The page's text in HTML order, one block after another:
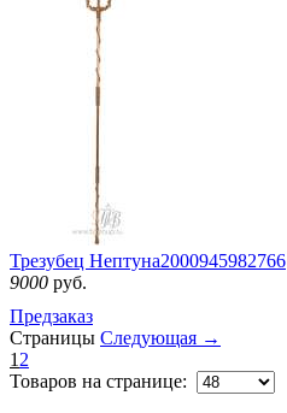
Трезубец Нептуна2000945982766
9000 руб.
Предзаказ
Страницы Следующая →
1 2
Товаров на странице: